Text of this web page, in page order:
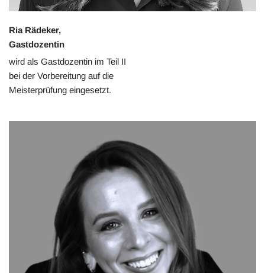
Ria Rädeker,
Gastdozentin
wird als Gastdozentin im Teil II
bei der Vorbereitung auf die
Meisterprüfung eingesetzt.